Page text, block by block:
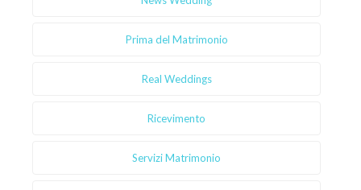
Prima del Matrimonio
Real Weddings
Ricevimento
Servizi Matrimonio